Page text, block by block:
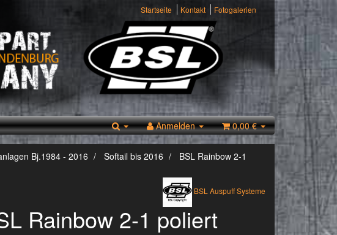
Startseite Kontakt Fotogalerien
Anmelden 0,00 €
Bj.1984 - 2016 Softail bis 2016 BSL Rainbow 2-1
BSL Auspuff Systeme
Rainbow 2-1 poliert